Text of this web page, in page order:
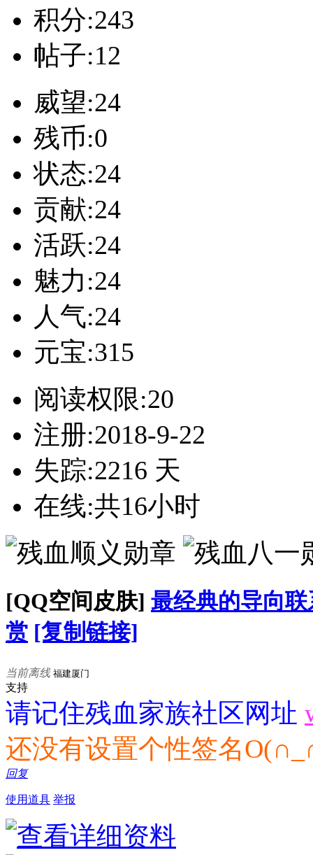
积分:243
帖子:12
威望:24
残币:0
状态:24
贡献:24
活跃:24
魅力:24
人气:24
元宝:315
阅读权限:20
注册:2018-9-22
失踪:2216 天
在线:共16小时
[QQ空间皮肤] 最经典的导向
赏 [复制链接]
当前离线 福建厦门
支持
请记住残血家族社区网址
还没有设置个性签名
回复
使用道具 举报